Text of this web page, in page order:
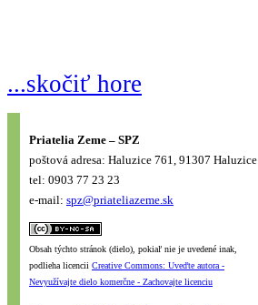
...skočiť hore
Priatelia Zeme – SPZ
poštová adresa: Haluzice 761, 91307 Haluzice
tel: 0903 77 23 23
e-mail: spz@priateliazeme.sk
Obsah týchto stránok (dielo), pokiaľ nie je uvedené inak,
podlieha licencii Creative Commons: Uveďte autora -
Nevyužívajte dielo komerčne - Zachovajte licenciu